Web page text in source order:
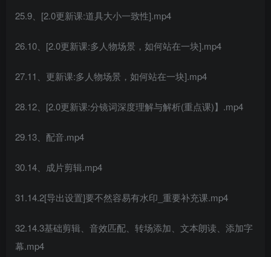
25.9、[2.0更新课:道具大小一致性].mp4
26.10、[2.0更新课:多人物场景，如何站在一块].mp4
27.11、更新课:多人物场景，如何站在一块].mp4
28.12、[2.0更新课:分镜词深度理解与解析(重点课)】.mp4
29.13、配音.mp4
30.14、成片剪辑.mp4
31.14.2[导出设置]要不然容易有水印_重要补充课.mp4
32.14.3基础剪辑、音效匹配、转场添加、文本朗读、添加字
幕.mp4